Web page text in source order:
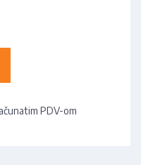
PDV-om